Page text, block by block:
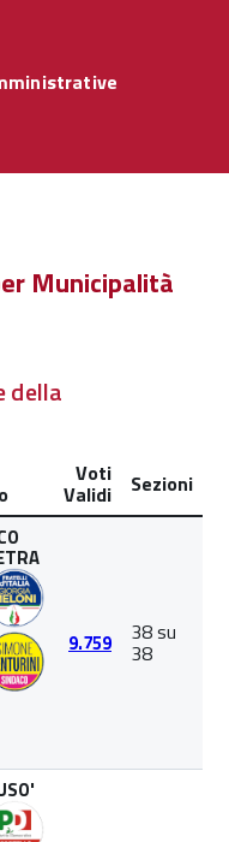
Municipalità
della
Voti
Validi Sezioni
9.759 38 su
38